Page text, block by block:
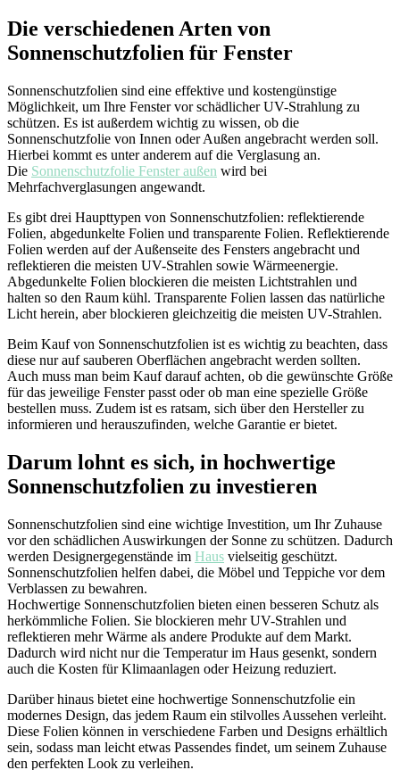
Die verschiedenen Arten von
Sonnenschutzfolien für Fenster
Sonnenschutzfolien sind eine effektive und kostengünstige
Möglichkeit, um Ihre Fenster vor schädlicher UV-Strahlung zu
schützen. Es ist außerdem wichtig zu wissen, ob die
Sonnenschutzfolie von Innen oder Außen angebracht werden soll.
Hierbei kommt es unter anderem auf die Verglasung an.
Die Sonnenschutzfolie Fenster außen wird bei
Mehrfachverglasungen angewandt.
Es gibt drei Haupttypen von Sonnenschutzfolien: reflektierende
Folien, abgedunkelte Folien und transparente Folien. Reflektierende
Folien werden auf der Außenseite des Fensters angebracht und
reflektieren die meisten UV-Strahlen sowie Wärmeenergie.
Abgedunkelte Folien blockieren die meisten Lichtstrahlen und
halten so den Raum kühl. Transparente Folien lassen das natürliche
Licht herein, aber blockieren gleichzeitig die meisten UV-Strahlen.
Beim Kauf von Sonnenschutzfolien ist es wichtig zu beachten, dass
diese nur auf sauberen Oberflächen angebracht werden sollten.
Auch muss man beim Kauf darauf achten, ob die gewünschte Größe
für das jeweilige Fenster passt oder ob man eine spezielle Größe
bestellen muss. Zudem ist es ratsam, sich über den Hersteller zu
informieren und herauszufinden, welche Garantie er bietet.
Darum lohnt es sich, in hochwertige
Sonnenschutzfolien zu investieren
Sonnenschutzfolien sind eine wichtige Investition, um Ihr Zuhause
vor den schädlichen Auswirkungen der Sonne zu schützen. Dadurch
werden Designergegenstände im Haus vielseitig geschützt.
Sonnenschutzfolien helfen dabei, die Möbel und Teppiche vor dem
Verblassen zu bewahren.
Hochwertige Sonnenschutzfolien bieten einen besseren Schutz als
herkömmliche Folien. Sie blockieren mehr UV-Strahlen und
reflektieren mehr Wärme als andere Produkte auf dem Markt.
Dadurch wird nicht nur die Temperatur im Haus gesenkt, sondern
auch die Kosten für Klimaanlagen oder Heizung reduziert.
Darüber hinaus bietet eine hochwertige Sonnenschutzfolie ein
modernes Design, das jedem Raum ein stilvolles Aussehen verleiht.
Diese Folien können in verschiedene Farben und Designs erhältlich
sein, sodass man leicht etwas Passendes findet, um seinem Zuhause
den perfekten Look zu verleihen.